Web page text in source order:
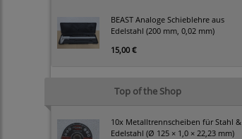
BEAST Analoge Schieblehre aus
Edelstahl (200 mm, 0,02 mm)
15,00 €
Top of the Shop
10x Metalltrennscheiben für Stahl &
Edelstahl (Ø 125 × 1,0 × 22,23 mm)